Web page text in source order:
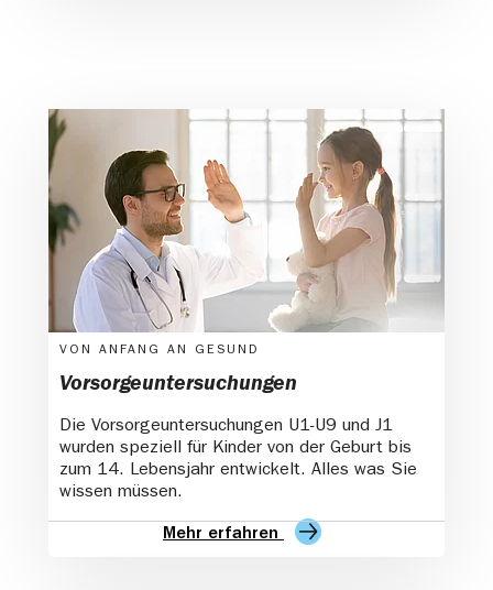
VON ANFANG AN GESUND
Vorsorgeuntersuchungen
Die Vorsorgeuntersuchungen U1-U9 und J1
wurden speziell für Kinder von der Geburt bis
zum 14. Lebensjahr entwickelt. Alles was Sie
wissen müssen.
Mehr erfahren